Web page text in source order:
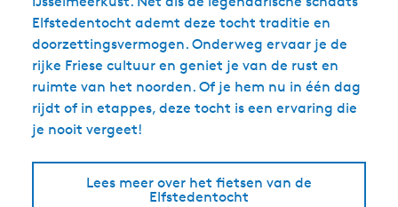
Elfstedentocht ademt deze tocht traditie en
doorzettingsvermogen. Onderweg ervaar je de
rijke Friese cultuur en geniet je van de rust en
ruimte van het noorden. Of je hem nu in één dag
rijdt of in etappes, deze tocht is een ervaring die
je nooit vergeet!
Lees meer over het fietsen van de
Elfstedentocht